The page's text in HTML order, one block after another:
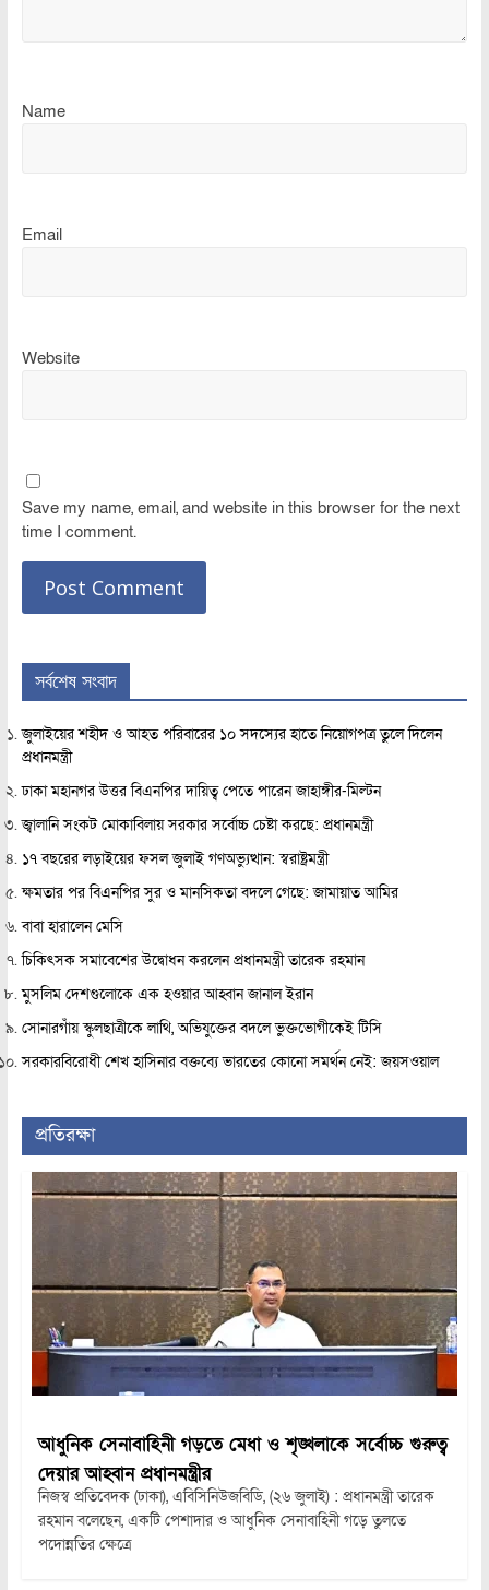
Name
Email
Website
Save my name, email, and website in this browser for the next
time I comment.
সর্বশেষ সংবাদ
জুলাইয়ের শহীদ ও আহত পরিবারের ১০ সদস্যের হাতে নিয়োগপত্র তুলে দিলেন
প্রধানমন্ত্রী
ঢাকা মহানগর উত্তর বিএনপির দায়িত্ব পেতে পারেন জাহাঙ্গীর-মিল্টন
জ্বালানি সংকট মোকাবিলায় সরকার সর্বোচ্চ চেষ্টা করছে: প্রধানমন্ত্রী
১৭ বছরের লড়াইয়ের ফসল জুলাই গণঅভ্যুত্থান: স্বরাষ্ট্রমন্ত্রী
ক্ষমতার পর বিএনপির সুর ও মানসিকতা বদলে গেছে: জামায়াত আমির
বাবা হারালেন মেসি
চিকিৎসক সমাবেশের উদ্বোধন করলেন প্রধানমন্ত্রী তারেক রহমান
মুসলিম দেশগুলোকে এক হওয়ার আহ্বান জানাল ইরান
সোনারগাঁয় স্কুলছাত্রীকে লাথি, অভিযুক্তের বদলে ভুক্তভোগীকেই টিসি
সরকারবিরোধী শেখ হাসিনার বক্তব্যে ভারতের কোনো সমর্থন নেই: জয়সওয়াল
প্রতিরক্ষা
আধুনিক সেনাবাহিনী গড়তে মেধা ও শৃঙ্খলাকে সর্বোচ্চ গুরুত্ব
দেয়ার আহ্বান প্রধানমন্ত্রীর
নিজস্ব প্রতিবেদক (ঢাকা), এবিসিনিউজবিডি, (২৬ জুলাই) : প্রধানমন্ত্রী তারেক
রহমান বলেছেন, একটি পেশাদার ও আধুনিক সেনাবাহিনী গড়ে তুলতে
পদোন্নতির ক্ষেত্রে